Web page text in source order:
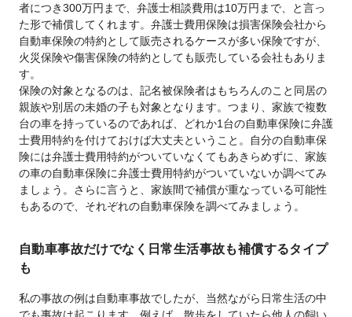
者につき300万円まで、弁護士相談費用は10万円まで、と言っ
た形で補償してくれます。弁護士費用保険は損害保険会社から
自動車保険の特約として販売されるケースが多い保険ですが、
火災保険や傷害保険の特約としても販売している会社もありま
す。
保険の対象となるのは、記名被保険者はもちろんのこと同居の
親族や別居の未婚の子も対象となります。つまり、家族で複数
台の車を持っているのであれば、どれか1台の自動車保険に弁護
士費用特約を付けておけば大丈夫ということ。自分の自動車保
険には弁護士費用特約がついていなくてもあきらめずに、家族
の車の自動車保険に弁護士費用特約がついていないか調べてみ
ましょう。さらに言うと、家族間で補償が重なっている可能性
もあるので、それぞれの自動車保険を調べてみましょう。
自動車事故だけでなく日常生活事故も補償するタイプ
も
私の事故の例は自動車事故でしたが、当然ながら日常生活の中
でも事故は起こります。例えば、散歩をしていたら他人の飼い